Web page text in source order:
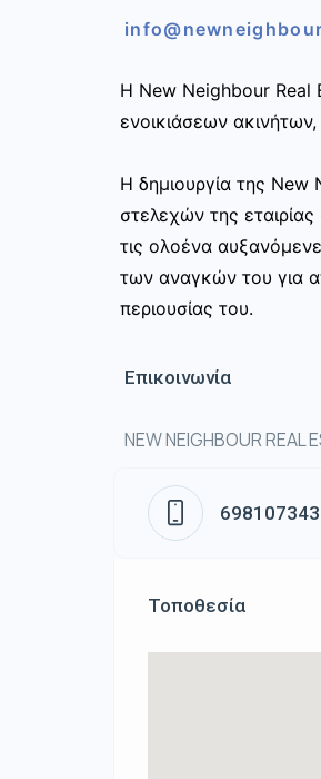
Η New Neighbour Real
ενοικιάσεων
Η δημιουργία της
στελεχών της
τις ολοένα
των αναγκών του για
περιουσίας του.
Επικοινωνία
NEW NEIGHBOUR
Τοποθεσία